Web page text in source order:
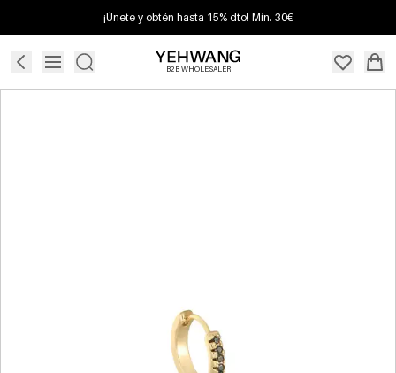
¡Únete y obtén hasta 15% dto! Mín. 30€
B2B WHOLESALER